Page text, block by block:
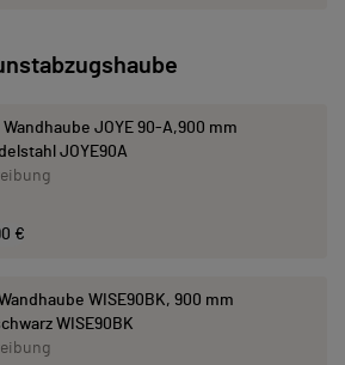
Wandhaube JOYE 90-A,900 mm
JOYE90A
€
WISE90BK, 900 mm
WISE90BK